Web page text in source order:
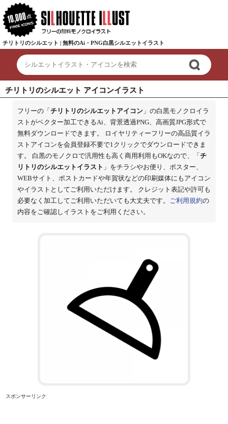
チリトリのシルエット | 無料のAi・PNG白黒シルエットイラスト
チリトリのシルエット アイコンイラスト
フリーの「 チリトリのシルエットアイコン」の白黒モノクロイラ
ストがベクター加工できるAi、背景透過PNG、高画質JPG形式で
無料ダウンロードできます。 ロイヤリティーフリーの高品質イラ
ストアイコンを会員登録不要で1クリックでダウンロードできま
す。 白黒のモノクロで汎用性も高く商用利用もOKなので、「 チ
リトリのシルエットイラスト 」をチラシやお便り、ポスター、
WEBサイト、ポストカードや年賀状などの印刷媒体にもアイコン
やイラストとしてご利用いただけます。 クレジット表記や許可も
必要なく加工してご利用いただいても大丈夫です。 ご利用規約の
内容をご確認しイラストをご利用ください。
スポンサーリンク